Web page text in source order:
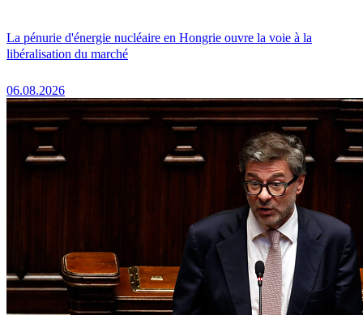
La pénurie d'énergie nucléaire en Hongrie ouvre la voie à la
libéralisation du marché
06.08.2026